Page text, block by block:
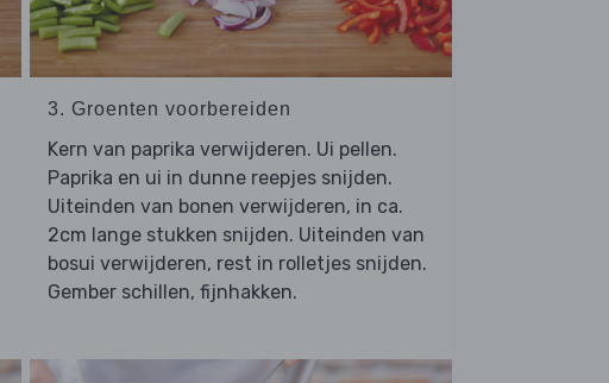
3. Groenten voorbereiden
Kern van paprika verwijderen. Ui pellen.
Paprika en ui in dunne reepjes snijden.
Uiteinden van bonen verwijderen, in ca.
2cm lange stukken snijden. Uiteinden van
bosui verwijderen, rest in rolletjes snijden.
Gember schillen, fijnhakken.